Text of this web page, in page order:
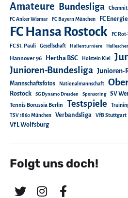
Amateure Bundesliga
FC Anker Wismar FC Bayern München FC
FC Hansa Rostock FC
FC St. Pauli Gesellschaft Hallenturniere
Hannover 96 Hertha BSC Holstein Kiel
Junioren-Bundesliga Junioren-
Mannschaftsfotos
Nationalmannschaft
Rostock SG Dynamo Dresden Sponsoring SV
Tennis Borussia Berlin Testspiele
TSV 1860 München Verbandsliga VfB Stuttgart
VfL Wolfsburg
Folgt uns doch!